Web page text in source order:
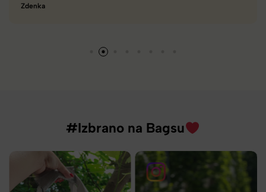
#Izbrano na Bagsu